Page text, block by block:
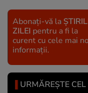
Abonați-vă la
ZILEI pentru a fi la
curent cu cele mai
informații.
URMĂREȘTE